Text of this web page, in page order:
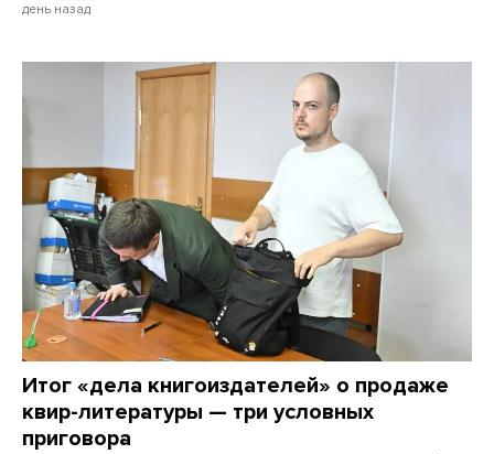
день назад
Итог «дела книгоиздателей» о продаже
квир-литературы — три условных
приговора